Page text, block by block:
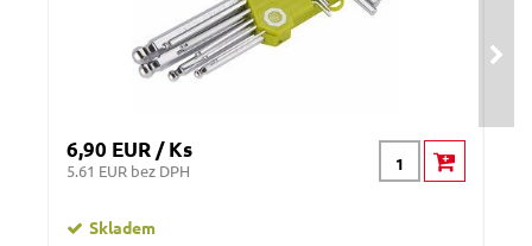
6,90 EUR / Ks
5.61 EUR bez DPH
Skladem